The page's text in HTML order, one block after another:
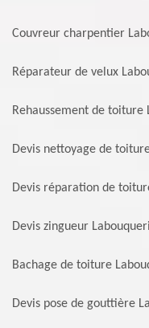
Couvreur charpentier
Réparateur de velux
Rehaussement de toiture
Devis nettoyage de
Devis réparation de
Devis zingueur
Bachage de toiture
Devis pose de gouttière